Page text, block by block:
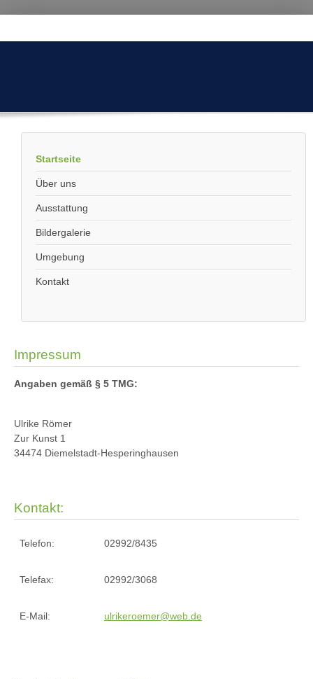
Startseite
Über uns
Ausstattung
Bildergalerie
Umgebung
Kontakt
Impressum
Angaben gemäß § 5 TMG:
Ulrike Römer
Zur Kunst 1
34474 Diemelstadt-Hesperinghausen
Kontakt:
Telefon: 02992/8435
Telefax: 02992/3068
E-Mail: ulrikeroemer@web.de